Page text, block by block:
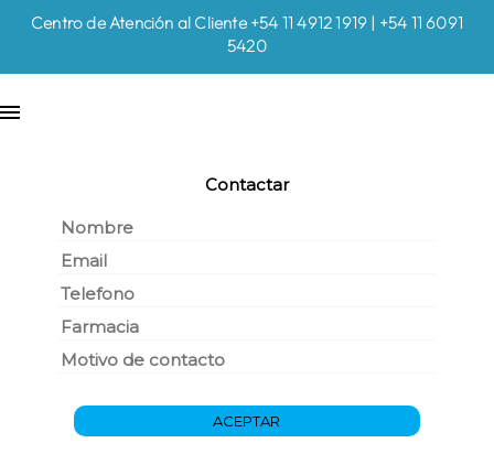
Centro de Atención al Cliente +54 11 4912 1919 | +54 11 6091
5420
Contactar
ACEPTAR